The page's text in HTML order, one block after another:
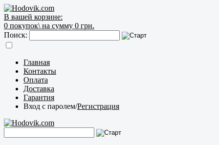
В вашей корзине:
0 покупок\ на сумму 0 грн.
Поиск:
Главная
Контакты
Оплата
Доставка
Гарантия
Вход с паролем/Регистрация